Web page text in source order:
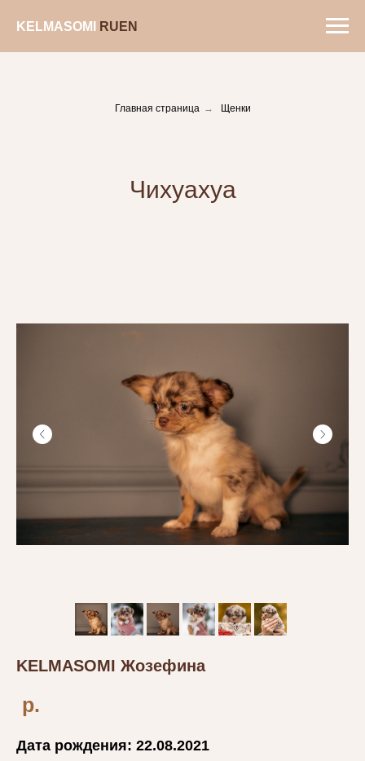
KELMASOMIㅤ RUㅤ EN
Главная страница → Щенки
Чихуахуа
KELMASOMI Жозефина
р.
Дата рождения: 22.08.2021